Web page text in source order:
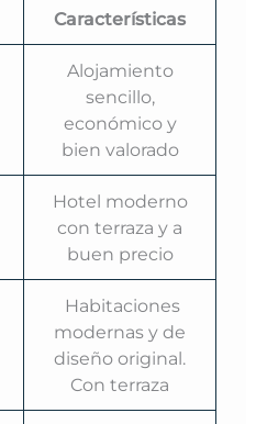
Características
Alojamiento
sencillo,
económico y
bien valorado
Hotel moderno
con terraza y a
buen precio
Habitaciones
modernas y de
diseño original.
Con terraza